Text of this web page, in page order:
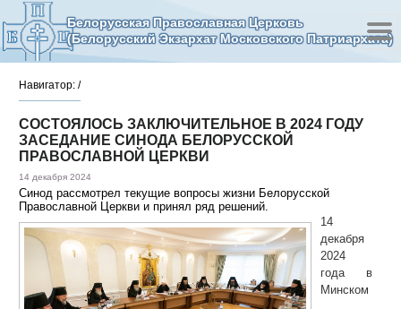
Белорусская Православная Церковь
(Белорусский Экзархат Московского Патриархата)
Навигатор: /
СОСТОЯЛОСЬ ЗАКЛЮЧИТЕЛЬНОЕ В 2024 ГОДУ
ЗАСЕДАНИЕ СИНОДА БЕЛОРУССКОЙ
ПРАВОСЛАВНОЙ ЦЕРКВИ
14 декабря 2024
Синод рассмотрел текущие вопросы жизни Белорусской
Православной Церкви и принял ряд решений.
14
декабря
2024
года в
Минском